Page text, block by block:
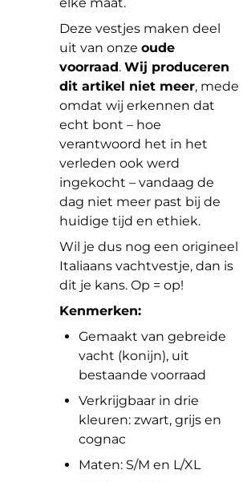
Deze vestjes maken deel
uit van onze oude
voorraad. Wij produceren
dit artikel niet meer, mede
omdat wij erkennen dat
echt bont – hoe
verantwoord het in het
verleden ook werd
ingekocht – vandaag de
dag niet meer past bij de
huidige tijd en ethiek.
Wil je dus nog een origineel
Italiaans vachtvestje, dan is
dit je kans. Op = op!
Kenmerken:
Gemaakt van gebreide
vacht (konijn), uit
bestaande voorraad
Verkrijgbaar in drie
kleuren: zwart, grijs en
cognac
Maten: S/M en L/XL